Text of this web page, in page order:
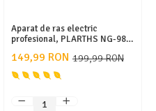
Aparat de ras electric
profesional, PLARTHS NG-983,
acumulator 1400 mAh,
8100rpm, black
199,99 RON
149,99 RON